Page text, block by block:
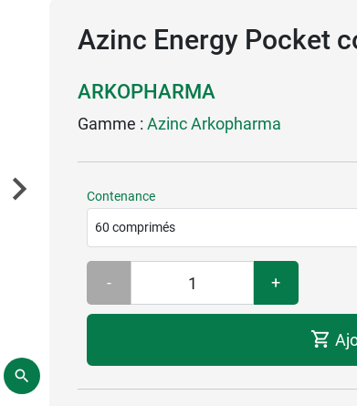
Azinc Energy Pocket
ARKOPHARMA
Gamme : Azinc Arkopharma
Contenance
60 comprimés
- +